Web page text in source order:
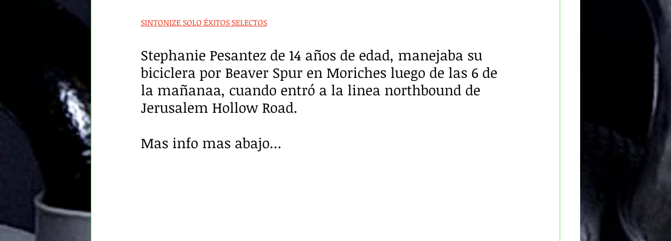
SINTONIZE SOLO ÉXITOS SELECTOS
Stephanie Pesantez de 14 años de edad, manejaba su
biciclera por Beaver Spur en Moriches luego de las 6 de
la mañanaa, cuando entró a la linea northbound de
Jerusalem Hollow Road.
Mas info mas abajo...